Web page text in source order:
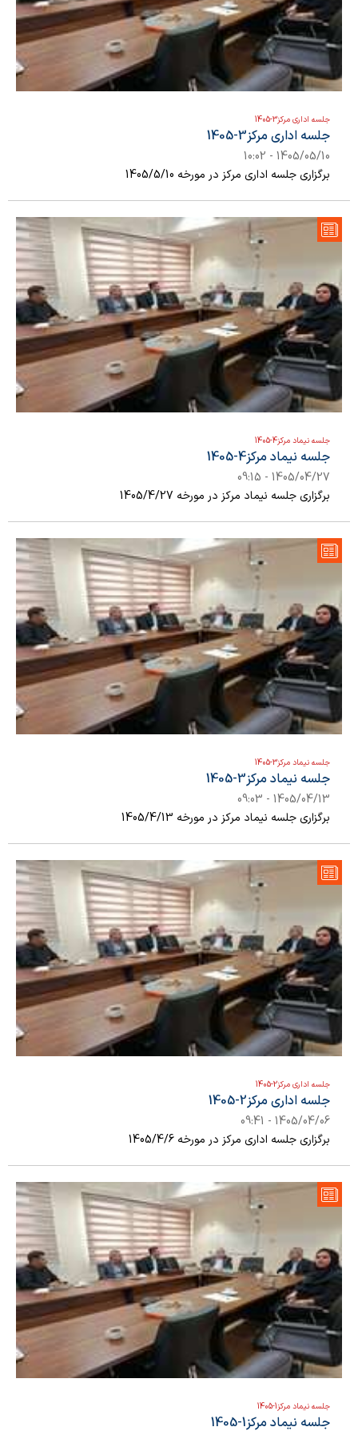
جلسه اداری مرکز3-1405
جلسه اداری مرکز3-1405
1405/05/10 - 10:02
برگزاری جلسه اداری مرکز در مورخه 1405/5/10
جلسه نیماد مرکز4-1405
جلسه نیماد مرکز4-1405
1405/04/27 - 09:15
برگزاری جلسه نیماد مرکز در مورخه 1405/4/27
جلسه نیماد مرکز3-1405
جلسه نیماد مرکز3-1405
1405/04/13 - 09:03
برگزاری جلسه نیماد مرکز در مورخه 1405/4/13
جلسه اداری مرکز2-1405
جلسه اداری مرکز2-1405
1405/04/06 - 09:41
برگزاری جلسه اداری مرکز در مورخه 1405/4/6
جلسه نیماد مرکز1-1405
جلسه نیماد مرکز1-1405